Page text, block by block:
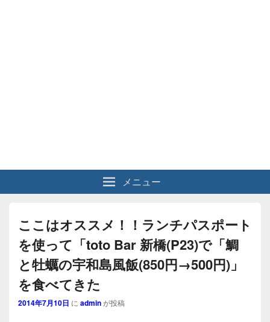
メニュー
ここはオススメ！！ランチパスポート
を使って「toto Bar 新橋(P23)で「鯛
と牡蠣の宇和島風飯(850円→500円)」
を食べてきた
2014年7月10日 に adminが投稿